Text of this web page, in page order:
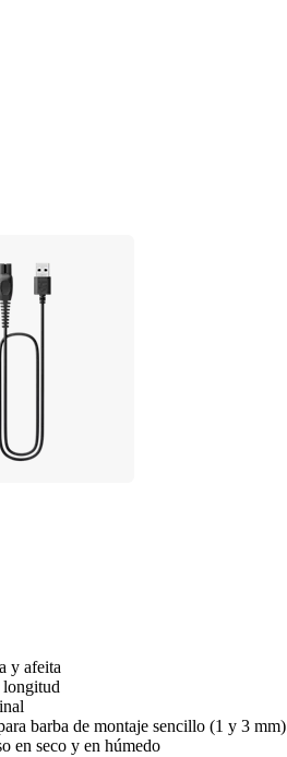
y afeita
longitud
barba de montaje sencillo (1 y 3 mm)
en seco y en húmedo